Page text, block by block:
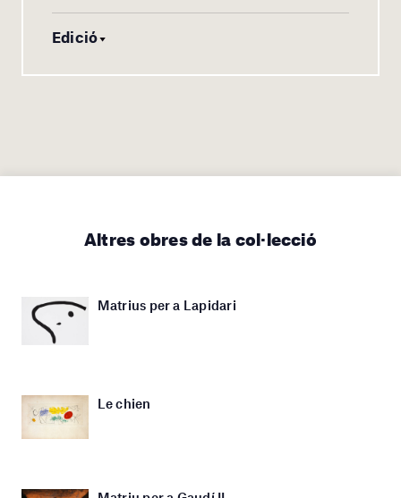
Edició
Altres obres de la col·lecció
Matrius per a Lapidari
Le chien